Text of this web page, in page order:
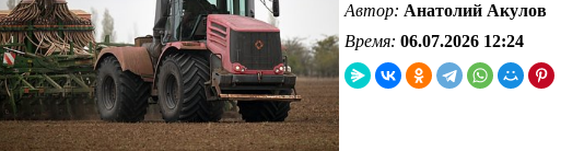
Автор: Анатолий Акулов
Время: 06.07.2026 12:24